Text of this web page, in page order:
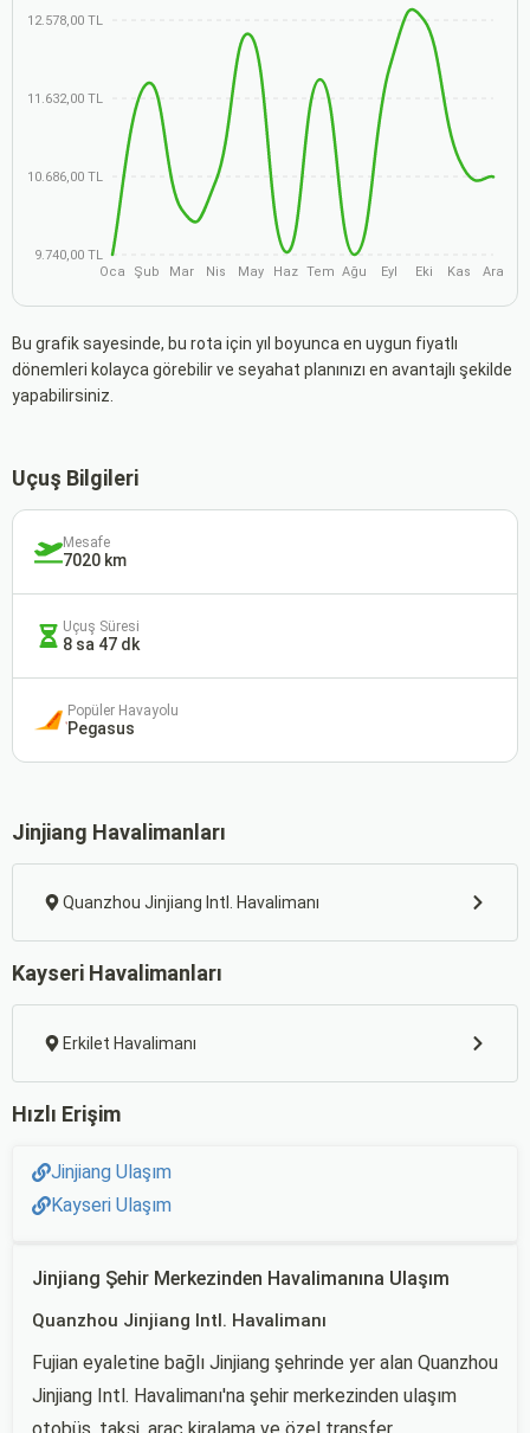
12.578,00 TL
11.632,00 TL
10.686,00 TL
9.740,00 TL
Oca
Şub Mar Nis May Haz Tem Ağu Eyl Eki Kas Ara
Bu grafik sayesinde, bu rota için yıl boyunca en uygun fiyatlı
dönemleri kolayca görebilir ve seyahat planınızı en avantajlı şekilde
yapabilirsiniz.
Uçuş Bilgileri
Mesafe
7020 km
Uçuş Süresi
8 sa 47 dk
Popüler Havayolu
Pegasus
Jinjiang Havalimanları
Quanzhou Jinjiang Intl. Havalimanı
Kayseri Havalimanları
Erkilet Havalimanı
Hızlı Erişim
Jinjiang Ulaşım
Kayseri Ulaşım
Jinjiang Şehir Merkezinden Havalimanına Ulaşım
Quanzhou Jinjiang Intl. Havalimanı
Fujian eyaletine bağlı Jinjiang şehrinde yer alan Quanzhou
Jinjiang Intl. Havalimanı'na şehir merkezinden ulaşım